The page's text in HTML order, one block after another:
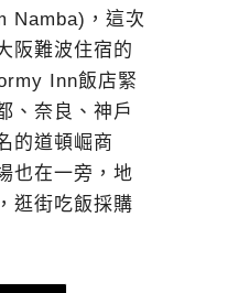
Namba)，這次
阪難波住宿的
Inn飯店緊
、奈良、神戶
的道頓崛商
也在一旁，地
逛街吃飯採購